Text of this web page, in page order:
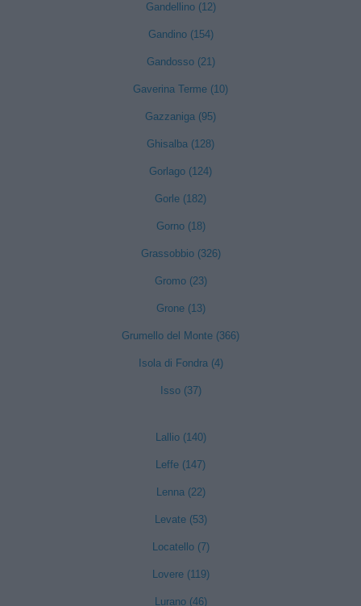
Gandellino (12)
Gandino (154)
Gandosso (21)
Gaverina Terme (10)
Gazzaniga (95)
Ghisalba (128)
Gorlago (124)
Gorle (182)
Gorno (18)
Grassobbio (326)
Gromo (23)
Grone (13)
Grumello del Monte (366)
Isola di Fondra (4)
Isso (37)
Lallio (140)
Leffe (147)
Lenna (22)
Levate (53)
Locatello (7)
Lovere (119)
Lurano (46)